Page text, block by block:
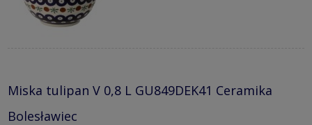
Miska tulipan V 0,8 L GU849DEK41 Ceramika
Bolesławiec